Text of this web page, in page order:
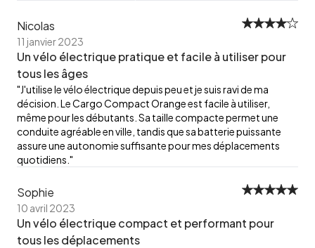
Nicolas
11 janvier 2023
Un vélo électrique pratique et facile à utiliser pour
tous les âges
"J'utilise le vélo électrique depuis peu et je suis ravi de ma
décision. Le Cargo Compact Orange est facile à utiliser,
même pour les débutants. Sa taille compacte permet une
conduite agréable en ville, tandis que sa batterie puissante
assure une autonomie suffisante pour mes déplacements
quotidiens."
Sophie
10 avril 2023
Un vélo électrique compact et performant pour
tous les déplacements